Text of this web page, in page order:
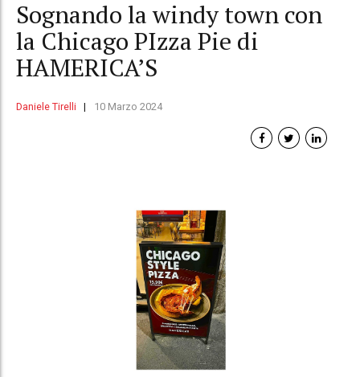
Sognando la windy town con
la Chicago PIzza Pie di
HAMERICA’S
Daniele Tirelli 10 Marzo 2024